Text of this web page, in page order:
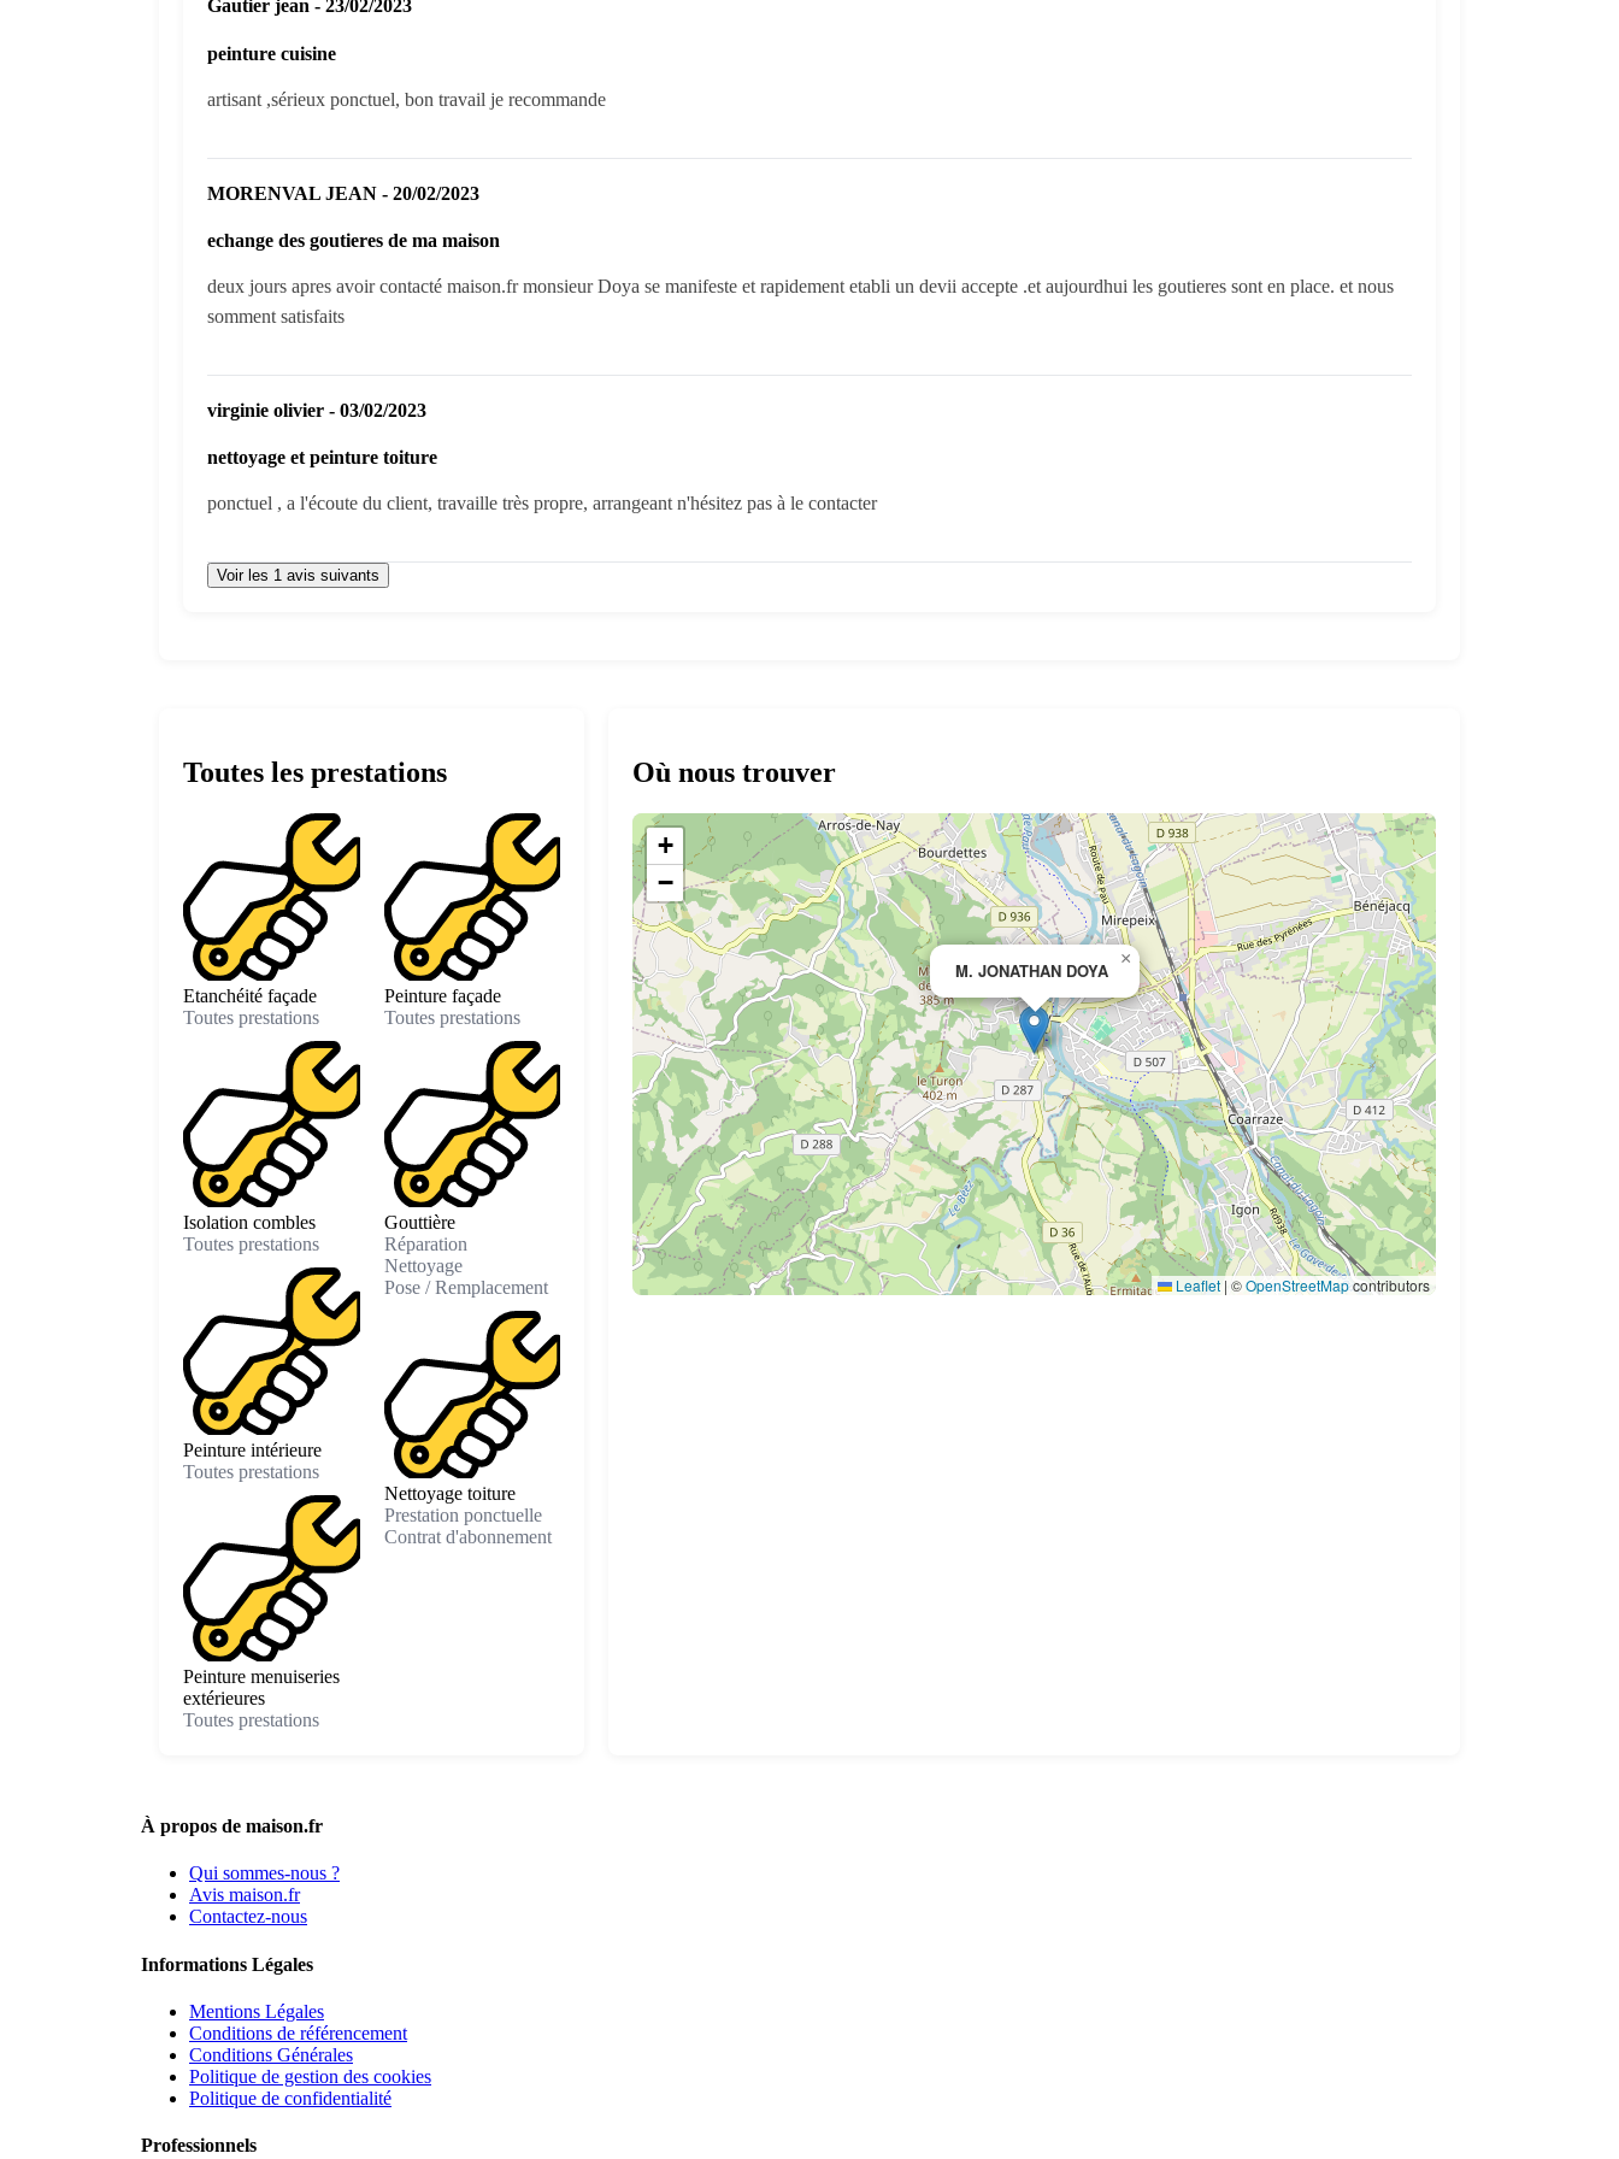
Toutes les prestations
Etanchéité façade
Toutes prestations
Isolation combles
Toutes prestations
Peinture intérieure
Toutes prestations
Peinture menuiseries
extérieures
Toutes prestations
Peinture façade
Toutes prestations
Gouttière
Réparation
Nettoyage
Pose / Remplacement
Nettoyage toiture
Prestation ponctuelle
Contrat d'abonnement
Gautier jean - 23/02/2023
peinture cuisine
artisant ,sérieux ponctuel, bon travail je recommande
MORENVAL JEAN - 20/02/2023
echange des goutieres de ma maison
deux jours apres avoir contacté maison.fr monsieur Doya se manifeste et rapidement etabli un devii accepte .et aujourdhui les goutieres sont en place. et nous
somment satisfaits
virginie olivier - 03/02/2023
nettoyage et peinture toiture
ponctuel , a l'écoute du client, travaille très propre, arrangeant n'hésitez pas à le contacter
Voir les 1 avis suivants
Où nous trouver
M. JONATHAN DOYA
×
+
−
Leaflet | ©OpenStreetMapcontributors
À propos de maison.fr
Qui sommes-nous ?
Avis maison.fr
Contactez-nous
Informations Légales
Mentions Légales
Conditions de référencement
Conditions Générales
Politique de gestion des cookies
Politique de confidentialité
Professionnels